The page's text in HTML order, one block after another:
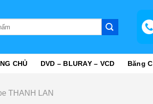
CHỦ DVD – BLURAY – VCD Băng
THANH LAN